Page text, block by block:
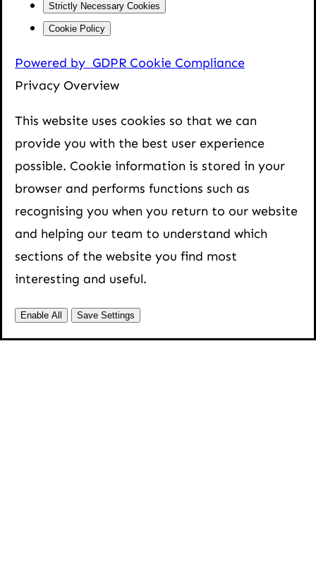
Strictly Necessary Cookies
Cookie Policy
Powered by GDPR Cookie Compliance
Privacy Overview
This website uses cookies so that we can
provide you with the best user experience
possible. Cookie information is stored in your
browser and performs functions such as
recognising you when you return to our website
and helping our team to understand which
sections of the website you find most
interesting and useful.
Enable All Save Settings